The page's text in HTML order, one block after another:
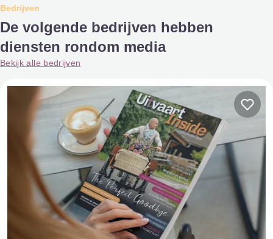
Bedrijven
De volgende bedrijven hebben
diensten rondom media
Bekijk alle bedrijven